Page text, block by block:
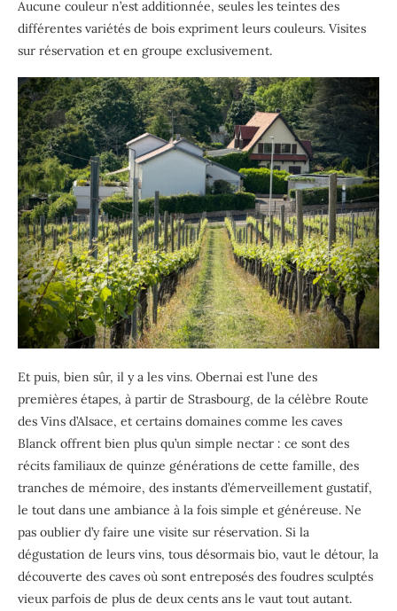
Aucune couleur n’est additionnée, seules les teintes des
différentes variétés de bois expriment leurs couleurs. Visites
sur réservation et en groupe exclusivement.
Et puis, bien sûr, il y a les vins. Obernai est l’une des
premières étapes, à partir de Strasbourg, de la célèbre Route
des Vins d’Alsace, et certains domaines comme les caves
Blanck offrent bien plus qu’un simple nectar : ce sont des
récits familiaux de quinze générations de cette famille, des
tranches de mémoire, des instants d’émerveillement gustatif,
le tout dans une ambiance à la fois simple et généreuse. Ne
pas oublier d’y faire une visite sur réservation. Si la
dégustation de leurs vins, tous désormais bio, vaut le détour, la
découverte des caves où sont entreposés des foudres sculptés
vieux parfois de plus de deux cents ans le vaut tout autant.